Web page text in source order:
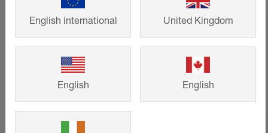
Schlüter-Systems assurent à la fois des
réalisations design et pérennes. Inspirez-
rénovation déjà réalisés par nos clients
pour concrétiser vos idées.
English international United Kingdom
English English